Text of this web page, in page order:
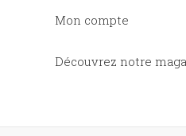
Mon compte
Découvrez notre